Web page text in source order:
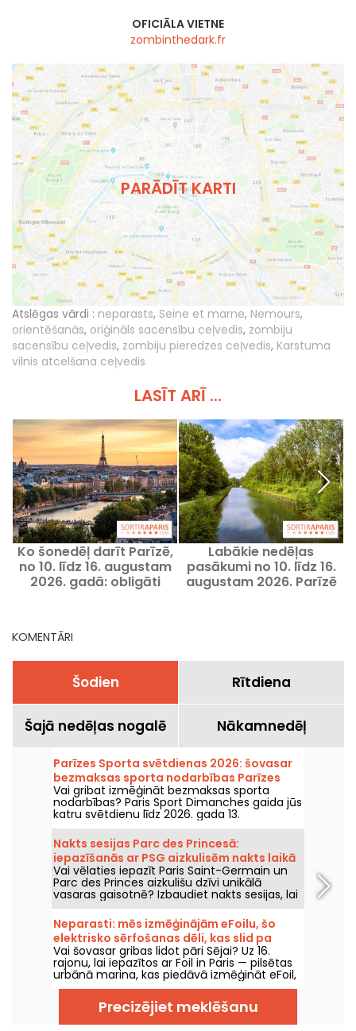
OFICIĀLA VIETNE
zombinthedark.fr
PARĀDĪT KARTI
Atslēgas vārdi : neparasts, Seine et marne, Nemours,
orientēšanās, oriģināls sacensību ceļvedis, zombiju
sacensību ceļvedis, zombiju pieredzes ceļvedis, Karstuma
vilnis atcelšana ceļvedis
LASĪT ARĪ ...
Ko šonedēļ darīt Parīzē,
no 10. līdz 16. augustam
2026. gadā: obligāti
Labākie nedēļas
pasākumi no 10. līdz 16.
augustam 2026. Parīzē
KOMENTĀRI
Šodien Rītdiena
Šajā nedēļas nogalē Nākamnedēļ
Parīzes Sporta svētdienas 2026: šovasar
bezmaksas sporta nodarbības Parīzes
parkos
Vai gribat izmēģināt bezmaksas sporta
nodarbības? Paris Sport Dimanches gaida jūs
katru svētdienu līdz 2026. gada 13.
septembrim ar bezmaksas sporta
nodarbībām un bez iepriekšējas reģistrācijas!
Nakts sesijas Parc des Princesā:
iepazīšanās ar PSG aizkulisēm nakts laikā
un svētku noskaņa ar DJ setiem
Vai vēlaties iepazīt Paris Saint-Germain un
Parc des Princes aizkulišu dzīvi unikālā
vasaras gaisotnē? Izbaudiet nakts sesijas, lai
stadionu varētu apmeklēt arī naktī un
piedzīvot daudz virkni festivālu pasākumu.
Šeit ir šīs vasaras 2026. gada programma!
Neparasti: mēs izmēģinājām eFoilu, šo
elektrisko sērfošanas dēli, kas slid pa
Seinai, marinas pie 16. rajona.
Vai šovasar gribas lidot pāri Sējai? Uz 16.
rajonu, lai iepazītos ar Foil in Paris — pilsētas
urbānā marina, kas piedāvā izmēģināt eFoil,
šo futuristisko elektrisko dēli. Mēs
izmēģinājām šo neparasto (un
atsvaidzinošo) aktivitāti — starp slidēšanu,
plūstošā baseina un pludmales kluba
Precizējiet meklēšanu